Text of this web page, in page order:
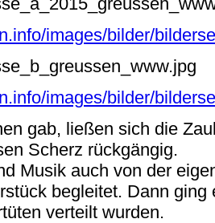
images/bilder/
images/bilder/
gab, ließen sich die
Scherz rückgängig.
Musik auch von der
begleitet. Dann ging
verteilt wurden.